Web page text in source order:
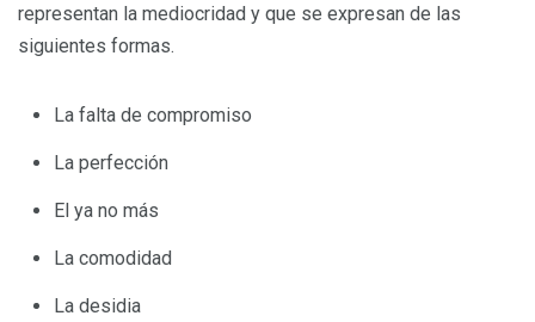
representan la mediocridad y que se expresan de las
siguientes formas.
La falta de compromiso
La perfección
El ya no más
La comodidad
La desidia